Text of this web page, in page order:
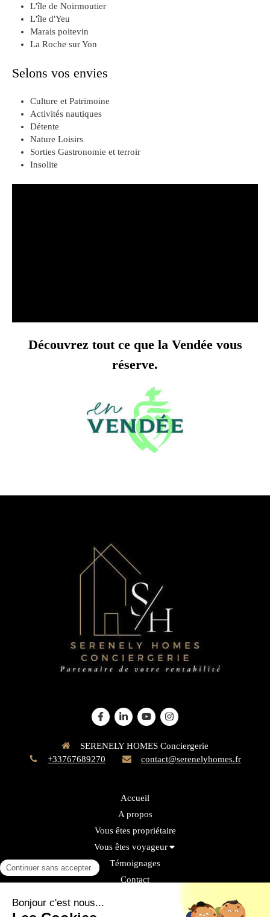
L'île de Noirmoutier
L'île d'Yeu
Marais poitevin
La Roche sur Yon
Selons vos envies
Culture et Patrimoine
Activités nautiques
Détente
Nature Loisirs
Sorties Gastronomie et terroir
Insolite
Découvrez tout ce que la Vendée vous
réserve.
SERENELY HOMES Conciergerie
+33767689270
contact@serenelyhomes.fr
Accueil
A propos
Vous êtes propriétaire
Vous êtes voyageur
Témoignages
Contact